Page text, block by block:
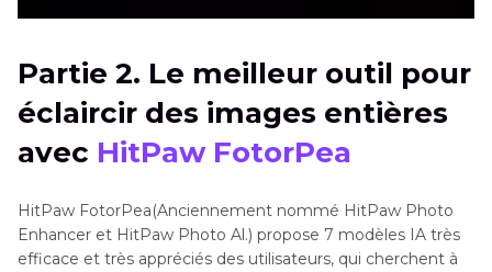
Partie 2. Le meilleur outil pour
éclaircir des images entières
avec HitPaw FotorPea
HitPaw FotorPea(Anciennement nommé HitPaw Photo
Enhancer et HitPaw Photo Al.) propose 7 modèles IA très
efficace et très appréciés des utilisateurs, qui cherchent à